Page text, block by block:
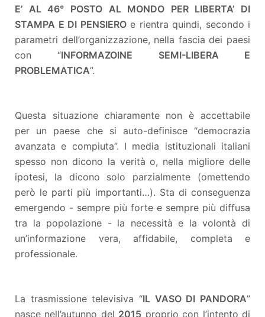
E’ AL 46° POSTO AL MONDO PER LIBERTA’ DI
STAMPA E DI PENSIEROe rientra quindi, secondo i
parametri dell’organizzazione, nella fascia dei paesi
con “INFORMAZOINE SEMI-LIBERA E
PROBLEMATICA”.
Questa situazione chiaramente non è accettabile
per un paese che si auto-definisce “democrazia
avanzata e compiuta”. I media istituzionali italiani
spesso non dicono la verità o, nella migliore delle
ipotesi, la dicono solo parzialmente (omettendo
però le parti più importanti…). Sta di conseguenza
emergendo - sempre più forte e sempre più diffusa
tra la popolazione - la necessità e la volontà di
un’informazione vera, affidabile, completa e
professionale.
La trasmissione televisiva “IL VASO DI PANDORA”
nasce nell’autunno del 2015 proprio con l’intento di